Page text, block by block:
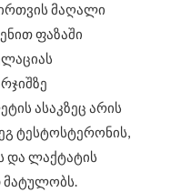
მაღალი
ფაზაში
ასაკზეც არის
ტესტოსტერონის,
და ლაქტატის
მატულობს.